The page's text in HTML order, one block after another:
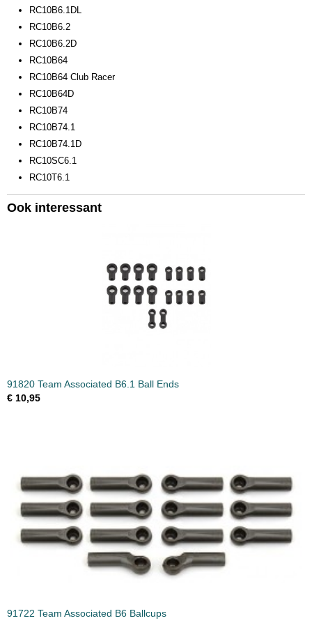
RC10B6.1DL
RC10B6.2
RC10B6.2D
RC10B64
RC10B64 Club Racer
RC10B64D
RC10B74
RC10B74.1
RC10B74.1D
RC10SC6.1
RC10T6.1
Ook interessant
91820 Team Associated B6.1 Ball Ends
€ 10,95
91722 Team Associated B6 Ballcups